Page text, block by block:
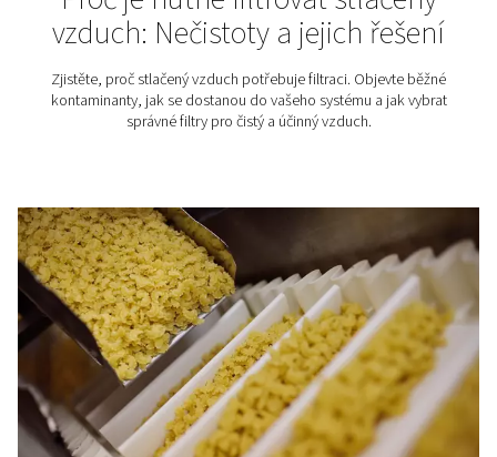
Chcete se dozvědět více o jednotlivých typech
vzduchových kompresorů? Podívejte se do naší
poradny.